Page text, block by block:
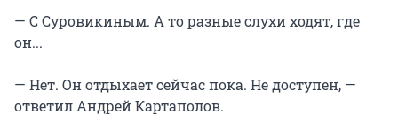
— С Суровикиным. А то разные слухи ходят, где
он...
— Нет. Он отдыхает сейчас пока. Не доступен, —
ответил Андрей Картаполов.